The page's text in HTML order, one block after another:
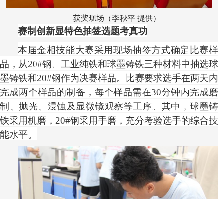
获奖现场 （李秋平 提供）
赛制创新显特色抽签选题考真功
本届金相技能大赛采用现场抽签方式确定比赛样
品，从20#钢、工业纯铁和球墨铸铁三种材料中抽选球
墨铸铁和20#钢作为决赛样品。比赛要求选手在两天内
完成两个样品的制备，每个样品需在30分钟内完成磨
制、抛光、浸蚀及显微镜观察等工序。其中，球墨铸
铁采用机磨，20#钢采用手磨，充分考验选手的综合技
能水平。